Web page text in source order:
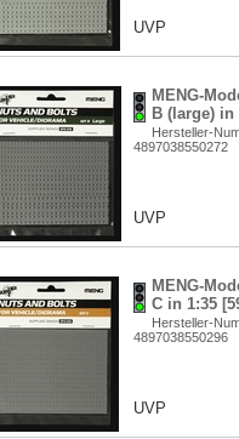
UVP
MENG-
B (large) in
Hersteller-
4897038550272
UVP
MENG-
C in 1:35
Hersteller-
4897038550296
UVP